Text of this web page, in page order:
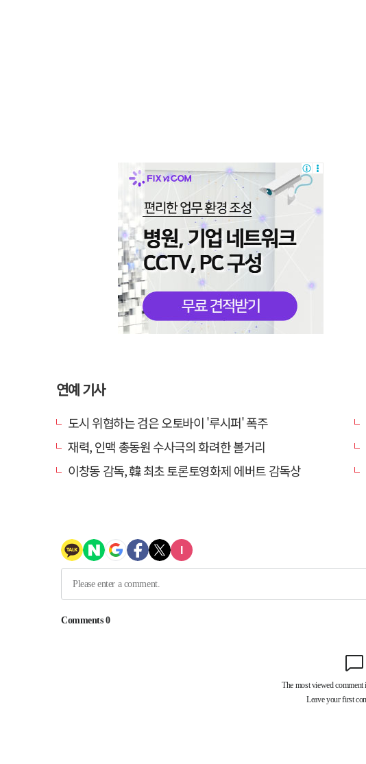
연예 기사
도시 위협하는 검은 오토바이 '루시퍼' 폭주
재력, 인맥 총동원 수사극의 화려한 볼거리
이창동 감독, 韓 최초 토론토영화제 에버트 감독상